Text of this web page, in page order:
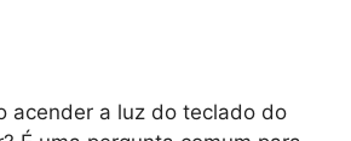
acender a luz do teclado do